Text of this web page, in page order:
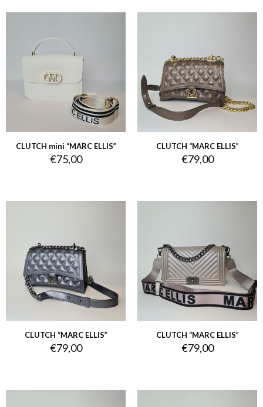
CLUTCH mini “MARC ELLIS”
€75,00
CLUTCH “MARC ELLIS”
€79,00
CLUTCH “MARC ELLIS”
€79,00
CLUTCH “MARC ELLIS”
€79,00